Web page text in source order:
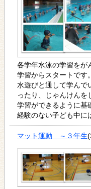
各学年水泳の学習をが
学習からスタートです
水遊びと通して学んで
ったり、じゃんけんを
学習ができるように基
経験のない子ども中に
マット運動 ～３年生